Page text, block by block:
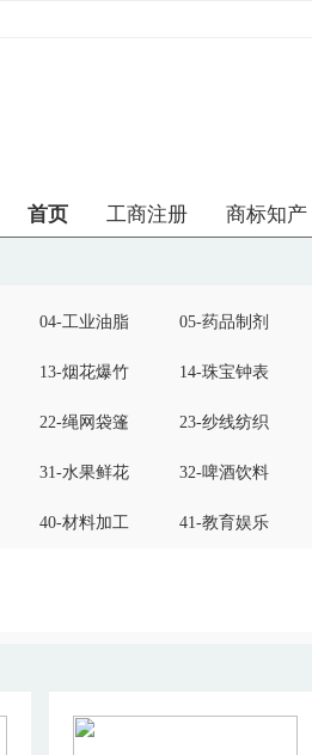
首页 工商注册 商标知产
04-工业油脂 05-药品制剂
13-烟花爆竹 14-珠宝钟表
22-绳网袋篷 23-纱线纺织
31-水果鲜花 32-啤酒饮料
40-材料加工 41-教育娱乐